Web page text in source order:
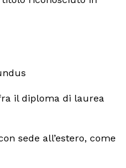
il diploma di laurea
sede all’estero, come